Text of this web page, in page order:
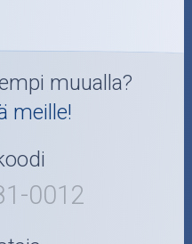
muualla?
meille!
0012